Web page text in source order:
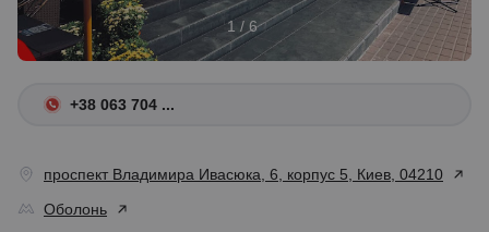
1 / 6
+38 063 704 ...
проспект Владимира Ивасюка, 6, корпус 5, Киев, 04210
Оболонь